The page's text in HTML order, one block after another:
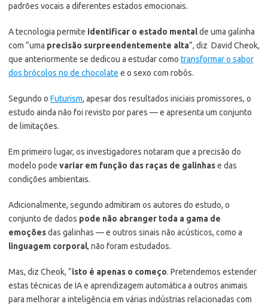
padrões vocais a diferentes estados emocionais.
A tecnologia permite identificar o estado mentalde uma galinha
com “uma precisão surpreendentemente alta“, diz David Cheok,
que anteriormente se dedicou a estudar como transformar o sabor
dos brócolos no de chocolate e o sexo com robôs.
Segundo o Futurism, apesar dos resultados iniciais promissores, o
estudo ainda não foi revisto por pares — e apresenta um conjunto
de limitações.
Em primeiro lugar, os investigadores notaram que a precisão do
modelo pode variar em função das raças de galinhase das
condições ambientais.
Adicionalmente, segundo admitiram os autores do estudo, o
conjunto de dados pode não abranger toda a gama de
emoçõesdas galinhas — e outros sinais não acústicos, como a
linguagem corporal, não foram estudados.
Mas, diz Cheok, “isto é apenas o começo. Pretendemos estender
estas técnicas de IA e aprendizagem automática a outros animais
para melhorar a inteligência em várias indústrias relacionadas com